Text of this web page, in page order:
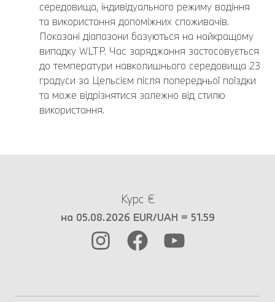
середовища, індивідуального режиму водіння
та використання допоміжних споживачів.
Показані діапазони базуються на найкращому
випадку WLTP. Час заряджання застосовується
до температури навколишнього середовища 23
градуси за Цельсієм після попередньої поїздки
та може відрізнятися залежно від стилю
використання.
Курс €
на 05.08.2026 EUR/UAH = 51.59